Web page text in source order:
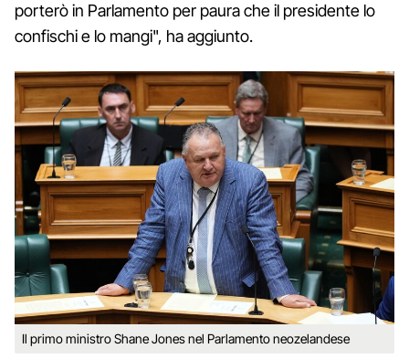
porterò in Parlamento per paura che il presidente lo
confischi e lo mangi", ha aggiunto.
Il primo ministro Shane Jones nel Parlamento neozelandese